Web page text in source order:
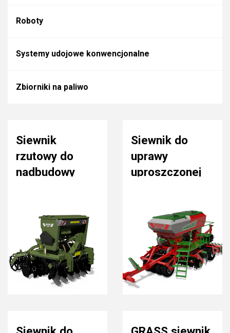
Roboty
Systemy udojowe konwencjonalne
Zbiorniki na paliwo
Siewnik
rzutowy do
nadbudowy
Siewnik do
uprawy
uproszczonej